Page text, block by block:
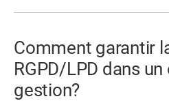
Comment garantir
RGPD/LPD dans
gestion?